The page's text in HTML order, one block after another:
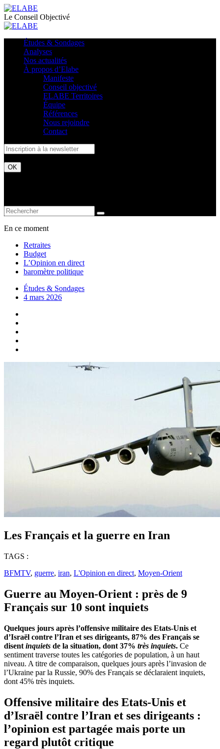
Le Conseil Objectivé
Études & Sondages
Analyses
Nos actualités
À propos d’Elabe
Manifeste
Conseil objectivé
ELABE Territoires
Équipe
Références
Nous rejoindre
Contact
En ce moment
Retraites
Budget
L’Opinion en direct
baromètre politique
Études & Sondages
4 mars 2026
Les Français et la guerre en Iran
TAGS :
BFMTV, guerre, iran, L'Opinion en direct, Moyen-Orient
Guerre au Moyen-Orient : près de 9
Français sur 10 sont inquiets
Quelques jours après l’offensive militaire des Etats-Unis et
d’Israël contre l’Iran et ses dirigeants, 87% des Français se
disent inquiets de la situation, dont 37% très inquiets. Ce
sentiment traverse toutes les catégories de population, à un haut
niveau. A titre de comparaison, quelques jours après l’invasion de
l’Ukraine par la Russie, 90% des Français se déclaraient inquiets,
dont 45% très inquiets.
Offensive militaire des Etats-Unis et
d’Israël contre l’Iran et ses dirigeants :
l’opinion est partagée mais porte un
regard plutôt critique